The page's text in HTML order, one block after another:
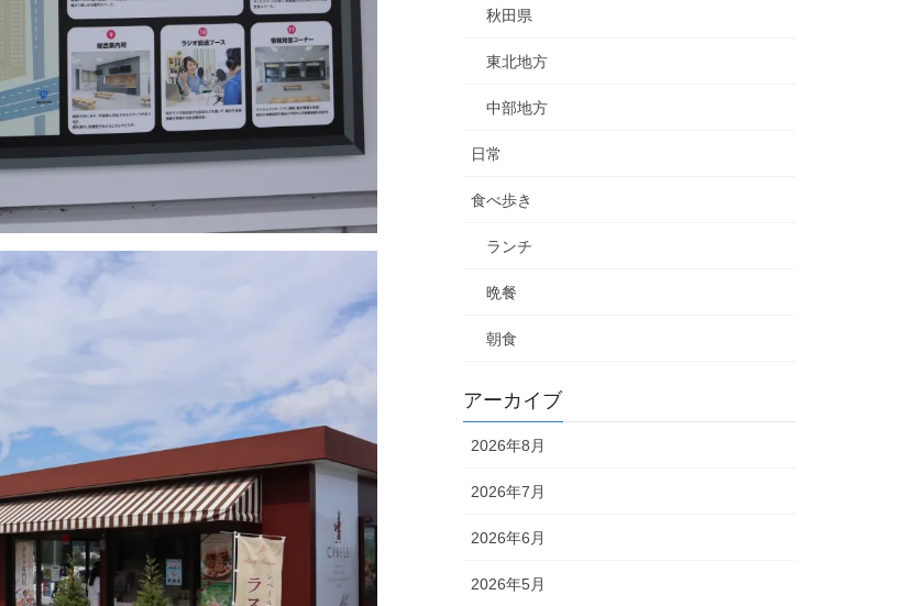
秋田県
東北地方
中部地方
日常
食べ歩き
ランチ
晩餐
朝食
アーカイブ
2026年8月
2026年7月
2026年6月
2026年5月